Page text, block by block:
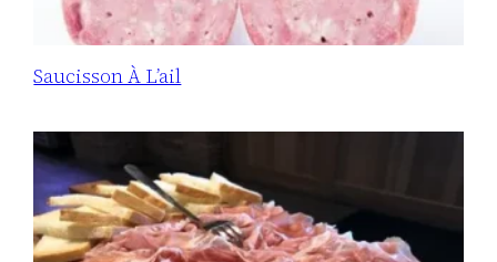
Saucisson À L’ail